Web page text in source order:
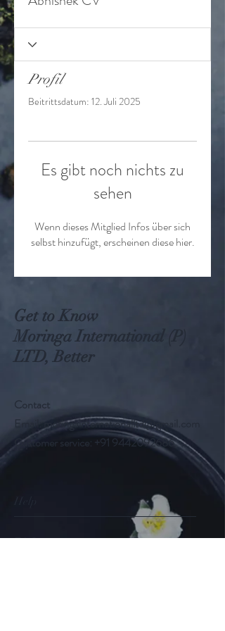
Profil
Beitrittsdatum: 12. Juli 2025
Es gibt noch nichts zu
sehen
Wenn dieses Mitglied Infos über sich
selbst hinzufügt, erscheinen diese hier.
Get to Know
Moringa International (P)
LTD, Better
Contact
Email:
moringainternationalltd@gmail.com
Customer service: +91 9442092686
FAQ